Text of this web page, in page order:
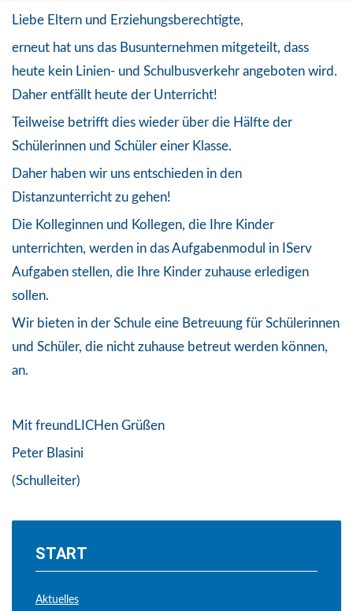
Liebe Eltern und Erziehungsberechtigte,
erneut hat uns das Busunternehmen mitgeteilt, dass
heute kein Linien- und Schulbusverkehr angeboten wird.
Daher entfällt heute der Unterricht!
Teilweise betrifft dies wieder über die Hälfte der
Schülerinnen und Schüler einer Klasse.
Daher haben wir uns entschieden in den
Distanzunterricht zu gehen!
Die Kolleginnen und Kollegen, die Ihre Kinder
unterrichten, werden in das Aufgabenmodul in IServ
Aufgaben stellen, die Ihre Kinder zuhause erledigen
sollen.
Wir bieten in der Schule eine Betreuung für Schülerinnen
und Schüler, die nicht zuhause betreut werden können,
an.
Mit freundLICHen Grüßen
Peter Blasini
(Schulleiter)
START
Aktuelles